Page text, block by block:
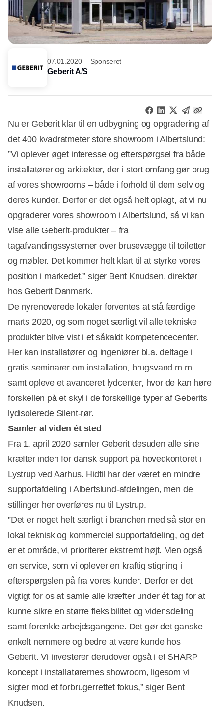
07.01.2020 Sponseret
Geberit A/S
Nu er Geberit klar til en udbygning og opgradering af
det 400 kvadratmeter store showroom i Albertslund:
”Vi oplever øget interesse og efterspørgsel fra både
installatører og arkitekter, der i stort omfang gør brug
af vores showrooms – både i forhold til dem selv og
deres kunder. Derfor er det også helt oplagt, at vi nu
opgraderer vores showroom i Albertslund, så vi kan
vise alle Geberit-produkter – fra
tagafvandingssystemer over brusevægge til toiletter
og møbler. Det kommer helt klart til at styrke vores
position i markedet,” siger Bent Knudsen, direktør
hos Geberit Danmark.
De nyrenoverede lokaler forventes at stå færdige
marts 2020, og som noget særligt vil alle tekniske
produkter blive vist i et såkaldt kompetencecenter.
Her kan installatører og ingeniører bl.a. deltage i
gratis seminarer om installation, brugsvand m.m.
samt opleve et avanceret lydcenter, hvor de kan høre
forskellen på et skyl i de forskellige typer af Geberits
lydisolerede Silent-rør.
Samler al viden ét sted
Fra 1. april 2020 samler Geberit desuden alle sine
kræfter inden for dansk support på hovedkontoret i
Lystrup ved Aarhus. Hidtil har der været en mindre
supportafdeling i Albertslund-afdelingen, men de
stillinger her overføres nu til Lystrup.
”Det er noget helt særligt i branchen med så stor en
lokal teknisk og kommerciel supportafdeling, og det
er et område, vi prioriterer ekstremt højt. Men også
en service, som vi oplever en kraftig stigning i
efterspørgslen på fra vores kunder. Derfor er det
vigtigt for os at samle alle kræfter under ét tag for at
kunne sikre en større fleksibilitet og vidensdeling
samt forenkle arbejdsgangene. Det gør det ganske
enkelt nemmere og bedre at være kunde hos
Geberit. Vi investerer derudover også i et SHARP
koncept i installatørernes showroom, ligesom vi
sigter mod et forbrugerrettet fokus,” siger Bent
Knudsen.